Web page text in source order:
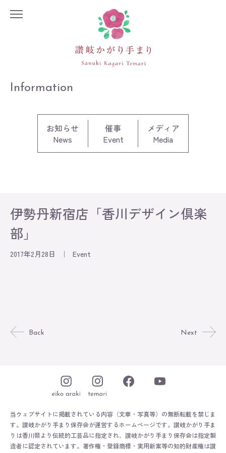
Information
Information
お知らせ
News
催事
Event
メディア
Media
伊勢丹新宿店「香川デザイン倶楽
部」
2017年2月28日 ｜ Event
Back Next
当ウェブサイトに掲載されている内容（文章・写真等）の無断転載を禁じま
す。 讃岐かがり手まり保存会が運営するホームページです。 讃岐かがり手ま
りは香川県より伝統的工芸品に指定され、讃岐かがり手まり保存会は指定製
造者に認定されています。 著作権・登録商標・実用新案等の知的財産権は讃